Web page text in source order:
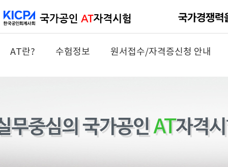
AT란? 수험정보 원서접수/자격증신청 안내